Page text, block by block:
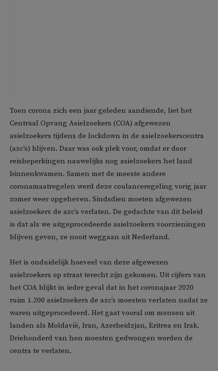
Toen corona zich een jaar geleden aandiende, liet het
Centraal Opvang Asielzoekers (COA) afgewezen
asielzoekers tijdens de lockdown in de asielzoekerscentra
(azc’s) blijven. Daar was ook plek voor, omdat er door
reisbeperkingen nauwelijks nog asielzoekers het land
binnenkwamen. Samen met de meeste andere
coronamaatregelen werd deze coulanceregeling vorig jaar
zomer weer opgeheven. Sindsdien moeten afgewezen
asielzoekers de azc’s verlaten. De gedachte van dit beleid
is dat als we uitgeprocedeerde asielzoekers voorzieningen
blijven geven, ze nooit weggaan uit Nederland.
Het is onduidelijk hoeveel van deze afgewezen
asielzoekers op straat terecht zijn gekomen. Uit cijfers van
het COA blijkt in ieder geval dat in het coronajaar 2020
ruim 1.200 asielzoekers de azc’s moesten verlaten nadat ze
waren uitgeprocedeerd. Het gaat vooral om mensen uit
landen als Moldavië, Iran, Azerbeidzjan, Eritrea en Irak.
Driehonderd van hen moesten gedwongen worden de
centra te verlaten.